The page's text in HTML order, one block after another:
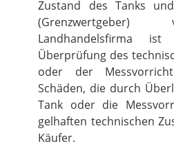
Zustand des Tanks
(Grenzwertgeber)
Landhandelsfirma
Überprüfung des
oder der
Schäden, die durch
Tank oder die
gelhaften technischen
Käufer.